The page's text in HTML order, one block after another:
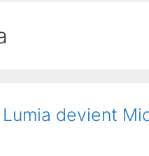
Lumia devient